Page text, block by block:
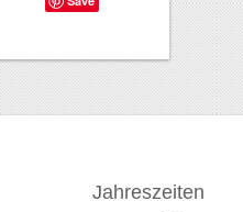
Jahreszeiten